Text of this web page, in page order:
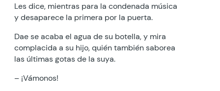
Les dice, mientras para la condenada música
y desaparece la primera por la puerta.
Dae se acaba el agua de su botella, y mira
complacida a su hijo, quién también saborea
las últimas gotas de la suya.
– ¡Vámonos!